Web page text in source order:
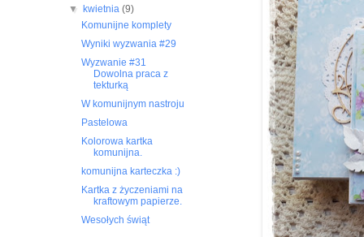
▼
kwietnia(9)
Komunijne komplety
Wyniki wyzwania #29
Wyzwanie #31
Dowolna praca z
tekturką
W komunijnym nastroju
Pastelowa
Kolorowa kartka
komunijna.
komunijna karteczka :)
Kartka z życzeniami na
kraftowym papierze.
Wesołych świąt